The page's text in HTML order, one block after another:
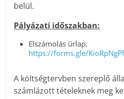
belül.
Pályázati időszakban:
Elszámolás űrlap:
https://forms.gle/
A költségtervben szereplő
számlázott tételeknek meg